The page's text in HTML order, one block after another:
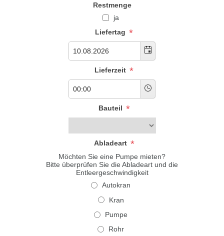
Restmenge
ja
Liefertag *
Lieferzeit *
Bauteil *
Abladeart *
Möchten Sie eine Pumpe mieten?
Bitte überprüfen Sie die Abladeart und die
Entleergeschwindigkeit
Autokran
Kran
Pumpe
Rohr